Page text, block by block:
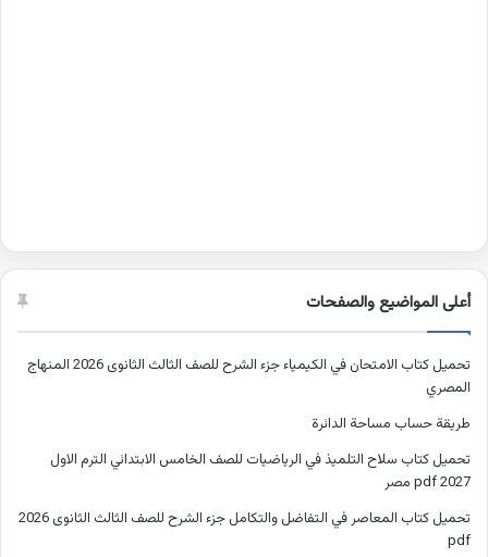
أعلى المواضيع والصفحات
تحميل كتاب الامتحان في الكيمياء جزء الشرح للصف الثالث الثانوى 2026 المنهاج
المصري
طريقة حساب مساحة الدائرة
تحميل كتاب سلاح التلميذ في الرياضيات للصف الخامس الابتدائي الترم الاول
2027 pdf مصر
تحميل كتاب المعاصر في التفاضل والتكامل جزء الشرح للصف الثالث الثانوى 2026
pdf